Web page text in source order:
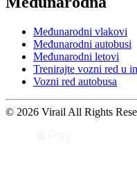
Međunarodni vlakovi
Međunarodni autobusi
Međunarodni letovi
Trenirajte vozni red u
Vozni red autobusa
© 2026 Virail All Rights